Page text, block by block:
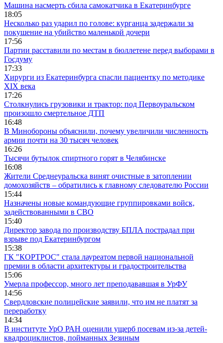
Машина насмерть сбила самокатчика в Екатеринбурге
18:05
Несколько раз ударил по голове: курганца задержали за
покушение на убийство маленькой дочери
17:56
Партии расставили по местам в бюллетене перед выборами в
Госдуму
17:33
Хирурги из Екатеринбурга спасли пациентку по методике
XIX века
17:26
Столкнулись грузовики и трактор: под Первоуральском
произошло смертельное ДТП
16:48
В Минобороны объяснили, почему увеличили численность
армии почти на 30 тысяч человек
16:26
Тысячи бутылок спиртного горят в Челябинске
16:08
Жители Среднеуральска винят очистные в затоплении
домохозяйств – обратились к главному следователю России
15:44
Назначены новые командующие группировками войск,
задействованными в СВО
15:40
Директор завода по производству БПЛА пострадал при
взрыве под Екатеринбургом
15:38
ГК "КОРТРОС" стала лауреатом первой национальной
премии в области архитектуры и градостроительства
15:06
Умерла профессор, много лет преподававшая в УрФУ
14:56
Свердловские полицейские заявили, что им не платят за
переработку
14:34
В институте УрО РАН оценили ущерб посевам из-за детей-
квадроциклистов, пойманных Зезиным